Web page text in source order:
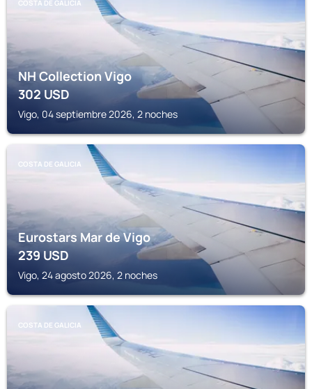
COSTA DE GALICIA
NH Collection Vigo
302USD
Vigo, 04 septiembre 2026, 2 noches
COSTA DE GALICIA
Eurostars Mar de Vigo
239USD
Vigo, 24 agosto 2026, 2 noches
COSTA DE GALICIA